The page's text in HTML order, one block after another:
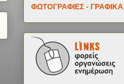
ΦΩΤΟΓΡΑΦΙΕΣ - ΓΡΑΦΙΚΑ